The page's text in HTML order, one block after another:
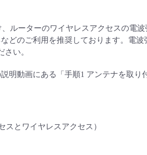
ルーターのワイヤレスアクセスの電波
どのご利用を推奨しております。電波
さい。
説明動画にある「手順1 アンテナを取り
スとワイヤレスアクセス）